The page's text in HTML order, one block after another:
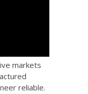
markets
reliable.